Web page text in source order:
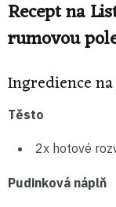
Recept na
rumovou
Ingredience
Těsto
2x hotové
Pudinková náplň